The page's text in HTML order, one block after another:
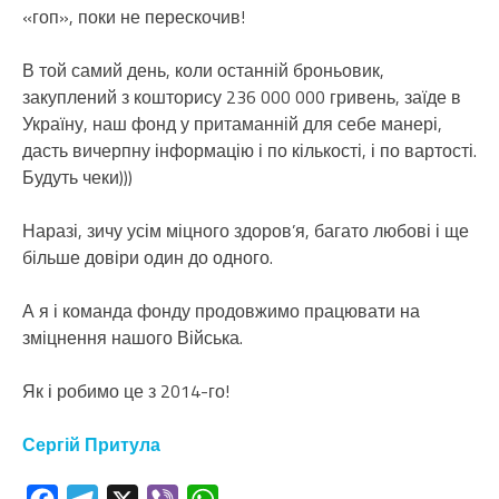
«гоп», поки не перескочив!
В той самий день, коли останній броньовик,
закуплений з кошторису 236 000 000 гривень, заїде в
Україну, наш фонд у притаманній для себе манері,
дасть вичерпну інформацію і по кількості, і по вартості.
Будуть чеки)))
Наразі, зичу усім міцного здоров’я, багато любові і ще
більше довіри один до одного.
А я і команда фонду продовжимо працювати на
зміцнення нашого Війська.
Як і робимо це з 2014-го!
Сергій Притула